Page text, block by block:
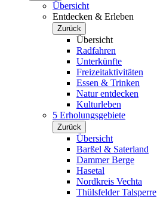
Übersicht
Entdecken & Erleben
Zurück
Übersicht
Radfahren
Unterkünfte
Freizeitaktivitäten
Essen & Trinken
Natur entdecken
Kulturleben
5 Erholungsgebiete
Zurück
Übersicht
Barßel & Saterland
Dammer Berge
Hasetal
Nordkreis Vechta
Thülsfelder Talsperre